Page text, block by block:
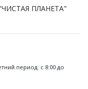
ПЛАНЕТА"
период: с 8:00 до